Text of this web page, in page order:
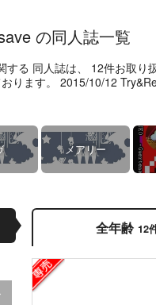
の同人誌一覧
する 同人誌は、 12件お取り
ります。 2015/10/12
メアリー
全年齢 12